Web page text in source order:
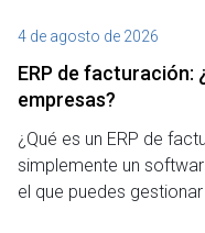
4 de agosto de 2026
ERP de facturación​:
empresas?
¿Qué es un ERP de
simplemente un
el que puedes